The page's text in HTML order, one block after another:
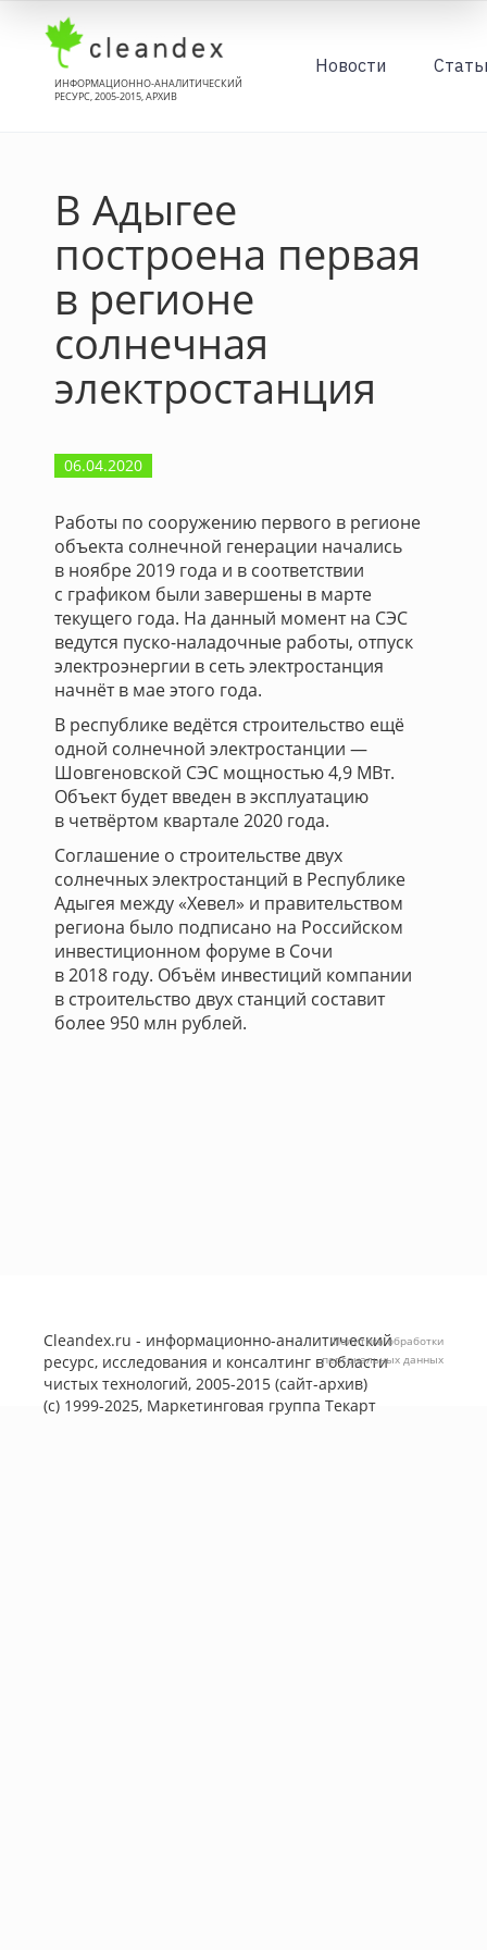
ИНФОРМАЦИОННО-АНАЛИТИЧЕСКИЙ
РЕСУРС, 2005-2015, АРХИВ
Новости
В Адыгее
построена первая
в регионе
солнечная
электростанция
06.04.2020
Работы по сооружению первого в регионе
объекта солнечной генерации начались
в ноябре 2019 года и в соответствии
с графиком были завершены в марте
текущего года. На данный момент на СЭС
ведутся пуско-наладочные работы, отпуск
электроэнергии в сеть электростанция
начнёт в мае этого года.
В республике ведётся строительство ещё
одной солнечной электростанции —
Шовгеновской СЭС мощностью 4,9 МВт.
Объект будет введен в эксплуатацию
в четвёртом квартале 2020 года.
Соглашение о строительстве двух
солнечных электростанций в Республике
Адыгея между «Хевел» и правительством
региона было подписано на Российском
инвестиционном форуме в Сочи
в 2018 году. Объём инвестиций компании
в строительство двух станций составит
более 950 млн рублей.
Cleandex.ru - информационно-аналитический
ресурс, исследования и консалтинг в области
чистых технологий, 2005-2015 (сайт-архив)
(с) 1999-2025, Маркетинговая группа Текарт
Политика обработки
персональных данных